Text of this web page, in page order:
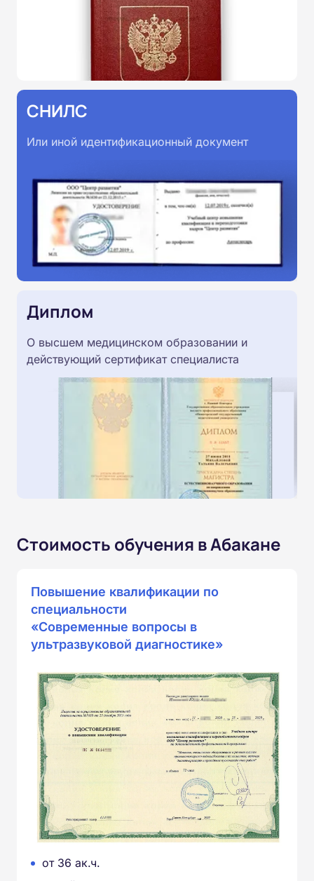
СНИЛС
Или иной идентификационный документ
Диплом
О высшем медицинском образовании и
действующий сертификат специалиста
Стоимость обучения в Абакане
Повышение квалификации по
специальности
«Современные вопросы в
ультразвуковой диагностике»
от 36 ак.ч.